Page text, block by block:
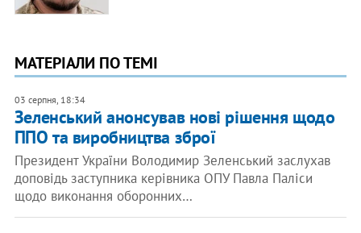
МАТЕРІАЛИ ПО ТЕМІ
03 серпня, 18:34
Зеленський анонсував нові рішення щодо
ППО та виробництва зброї
Президент України Володимир Зеленський заслухав
доповідь заступника керівника ОПУ Павла Паліси
щодо виконання оборонних…